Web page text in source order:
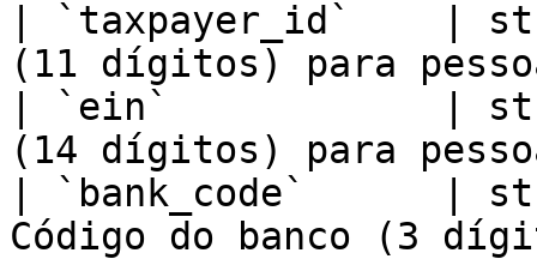
| `taxpayer_id`    |
(11 dígitos) para
| `ein`            |
(14 dígitos) para
| `bank_code`      |
Código do banco (3